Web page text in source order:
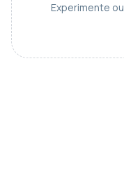
Experimente